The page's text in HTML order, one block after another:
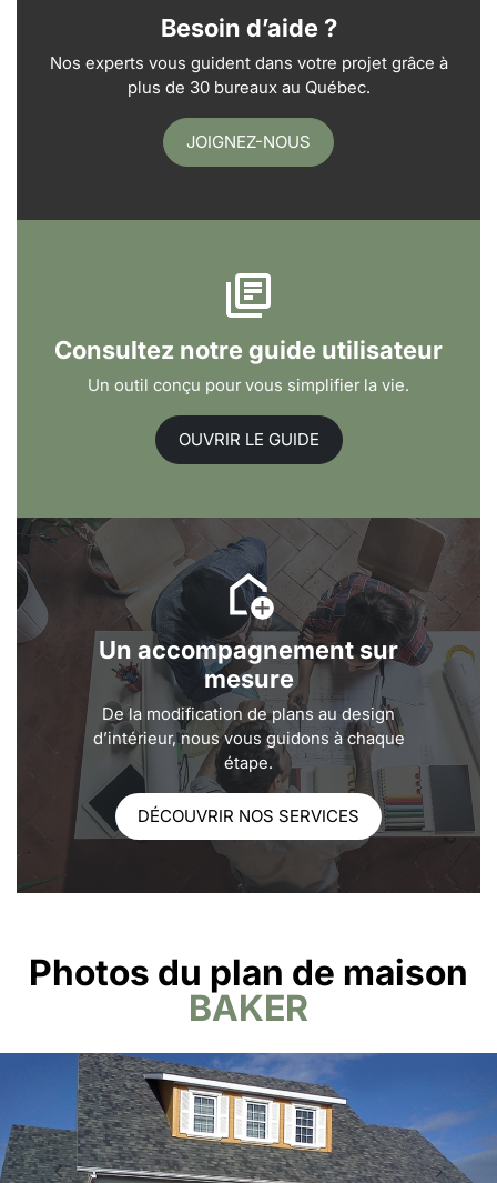
Besoin d’aide ?
Nos experts vous guident dans votre projet grâce à
plus de 30 bureaux au Québec.
JOIGNEZ-NOUS
Consultez notre guide utilisateur
Un outil conçu pour vous simplifier la vie.
OUVRIR LE GUIDE
Un accompagnement sur
mesure
De la modification de plans au design
d’intérieur, nous vous guidons à chaque
étape.
DÉCOUVRIR NOS SERVICES
Photos du plan de maison
BAKER